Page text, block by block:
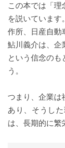
この本では「理
を説いています
作所、日産自動
鮎川義介は、企
という信念のも
う。
つまり、企業は
あり、そうし
は、長期的に繁